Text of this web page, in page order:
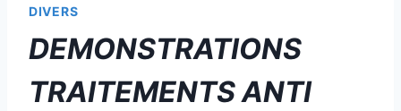
DIVERS
DEMONSTRATIONS
TRAITEMENTS ANTI